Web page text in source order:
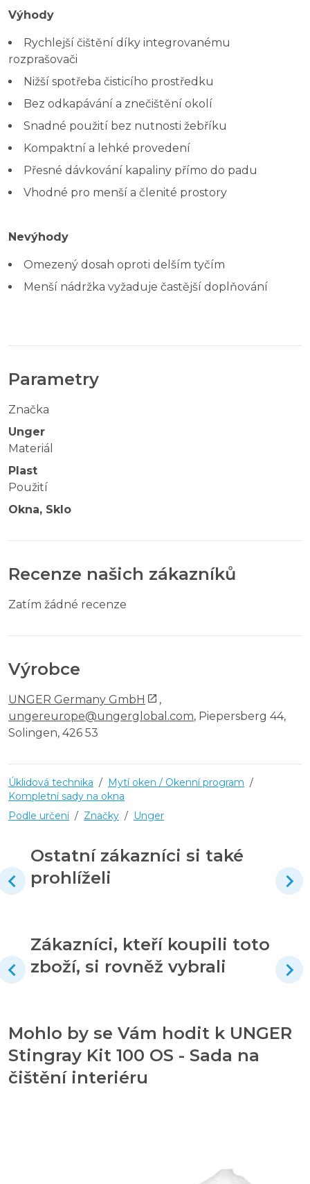
Výhody
Rychlejší čištění díky integrovanému
rozprašovači
Nižší spotřeba čisticího prostředku
Bez odkapávání a znečištění okolí
Snadné použití bez nutnosti žebříku
Kompaktní a lehké provedení
Přesné dávkování kapaliny přímo do padu
Vhodné pro menší a členité prostory
Nevýhody
Omezený dosah oproti delším tyčím
Menší nádržka vyžaduje častější doplňování
Parametry
Značka
Unger
Materiál
Plast
Použití
Okna, Sklo
Recenze našich zákazníků
Zatím žádné recenze
Výrobce
UNGER Germany GmbH
,
ungereurope@ungerglobal.com, Piepersberg 44,
Solingen, 426 53
Úklidová technika / Mytí oken / Okenní program /
Kompletní sady na okna
Podle určení / Značky / Unger
Ostatní zákazníci si také
prohlíželi
Zákazníci, kteří koupili toto
zboží, si rovněž vybrali
Mohlo by se Vám hodit k UNGER
Stingray Kit 100 OS - Sada na
čištění interiéru